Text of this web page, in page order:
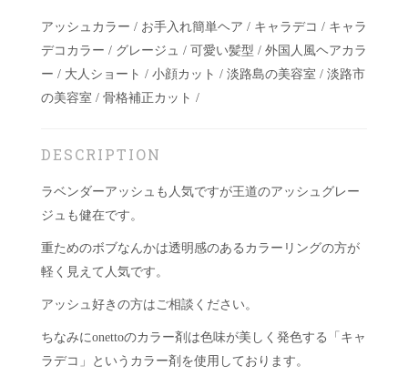
アッシュカラー / お手入れ簡単ヘア / キャラデコ / キャラ
デコカラー / グレージュ / 可愛い髪型 / 外国人風ヘアカラ
ー / 大人ショート / 小顔カット / 淡路島の美容室 / 淡路市
の美容室 / 骨格補正カット /
DESCRIPTION
ラベンダーアッシュも人気ですが王道のアッシュグレー
ジュも健在です。
重ためのボブなんかは透明感のあるカラーリングの方が
軽く見えて人気です。
アッシュ好きの方はご相談ください。
ちなみにonettoのカラー剤は色味が美しく発色する「キャ
ラデコ」というカラー剤を使用しております。